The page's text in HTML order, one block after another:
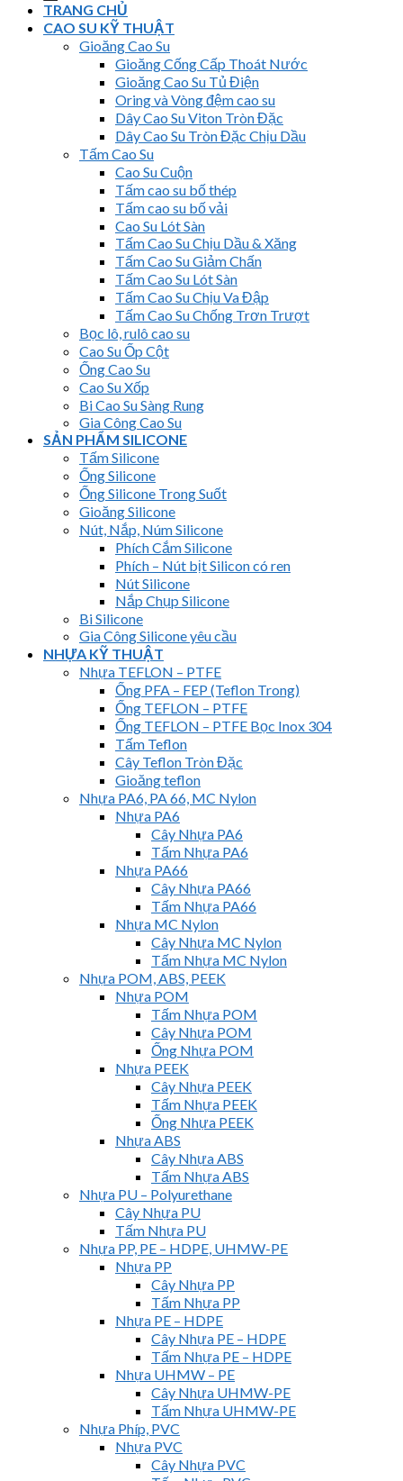
TRANG CHỦ
CAO SU KỸ THUẬT
Gioăng Cao Su
Gioăng Cống Cấp Thoát Nước
Gioăng Cao Su Tủ Điện
Oring và Vòng đệm cao su
Dây Cao Su Viton Tròn Đặc
Dây Cao Su Tròn Đặc Chịu Dầu
Tấm Cao Su
Cao Su Cuộn
Tấm cao su bố thép
Tấm cao su bố vải
Cao Su Lót Sàn
Tấm Cao Su Chịu Dầu & Xăng
Tấm Cao Su Giảm Chấn
Tấm Cao Su Lót Sàn
Tấm Cao Su Chịu Va Đập
Tấm Cao Su Chống Trơn Trượt
Bọc lô, rulô cao su
Cao Su Ốp Cột
Ống Cao Su
Cao Su Xốp
Bi Cao Su Sàng Rung
Gia Công Cao Su
SẢN PHẨM SILICONE
Tấm Silicone
Ống Silicone
Ống Silicone Trong Suốt
Gioăng Silicone
Nút, Nắp, Núm Silicone
Phích Cắm Silicone
Phích – Nút bịt Silicon có ren
Nút Silicone
Nắp Chụp Silicone
Bi Silicone
Gia Công Silicone yêu cầu
NHỰA KỸ THUẬT
Nhựa TEFLON – PTFE
Ống PFA – FEP (Teflon Trong)
Ống TEFLON – PTFE
Ống TEFLON – PTFE Bọc Inox 304
Tấm Teflon
Cây Teflon Tròn Đặc
Gioăng teflon
Nhựa PA6, PA 66, MC Nylon
Nhựa PA6
Cây Nhựa PA6
Tấm Nhựa PA6
Nhựa PA66
Cây Nhựa PA66
Tấm Nhựa PA66
Nhựa MC Nylon
Cây Nhựa MC Nylon
Tấm Nhựa MC Nylon
Nhựa POM, ABS, PEEK
Nhựa POM
Tấm Nhựa POM
Cây Nhựa POM
Ống Nhựa POM
Nhựa PEEK
Cây Nhựa PEEK
Tấm Nhựa PEEK
Ống Nhựa PEEK
Nhựa ABS
Cây Nhựa ABS
Tấm Nhựa ABS
Nhựa PU – Polyurethane
Cây Nhựa PU
Tấm Nhựa PU
Nhựa PP, PE – HDPE, UHMW-PE
Nhựa PP
Cây Nhựa PP
Tấm Nhựa PP
Nhựa PE – HDPE
Cây Nhựa PE – HDPE
Tấm Nhựa PE – HDPE
Nhựa UHMW – PE
Cây Nhựa UHMW-PE
Tấm Nhựa UHMW-PE
Nhựa Phíp, PVC
Nhựa PVC
Cây Nhựa PVC